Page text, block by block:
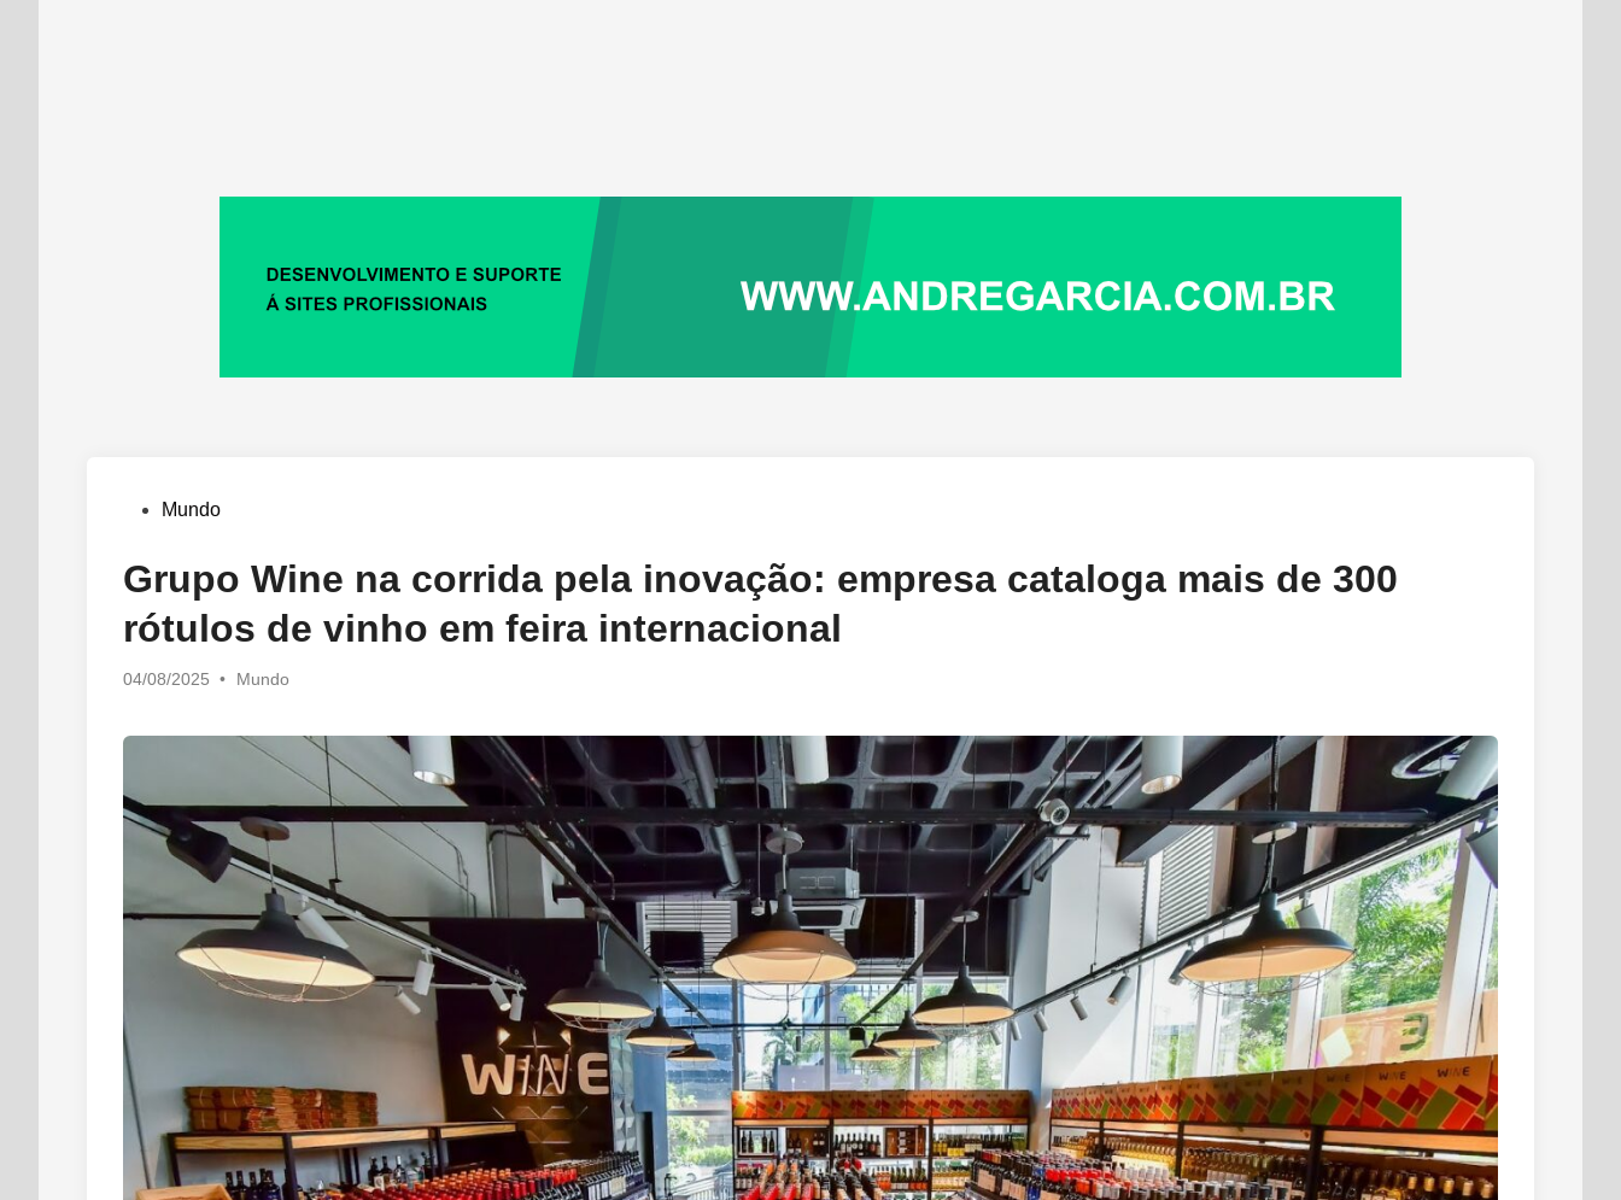
PostedMundo
Grupo Wine na corrida pela inovação: empresa cataloga mais de 300
rótulos de vinho em feira internacional
04/08/2025 •
Posted
Mundo